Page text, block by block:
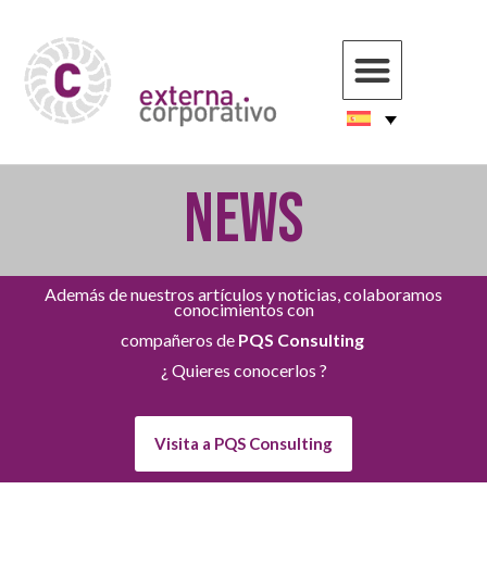
NEWS
Además de nuestros artículos y noticias, colaboramos
conocimientos con
compañeros de PQS Consulting
¿ Quieres conocerlos ?
Visita a PQS Consulting